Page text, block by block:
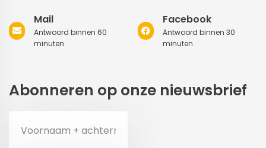
Mail
Antwoord binnen 60
minuten
Facebook
Antwoord binnen 30
minuten
Abonneren op onze nieuwsbrief